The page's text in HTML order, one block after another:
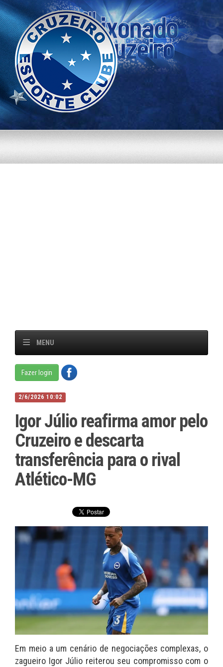
MENU
Fazer login
2/6/2026 10:02
Igor Júlio reafirma amor pelo
Cruzeiro e descarta
transferência para o rival
Atlético-MG
Em meio a um cenário de negociações complexas, o
zagueiro Igor Júlio reiterou seu compromisso com o